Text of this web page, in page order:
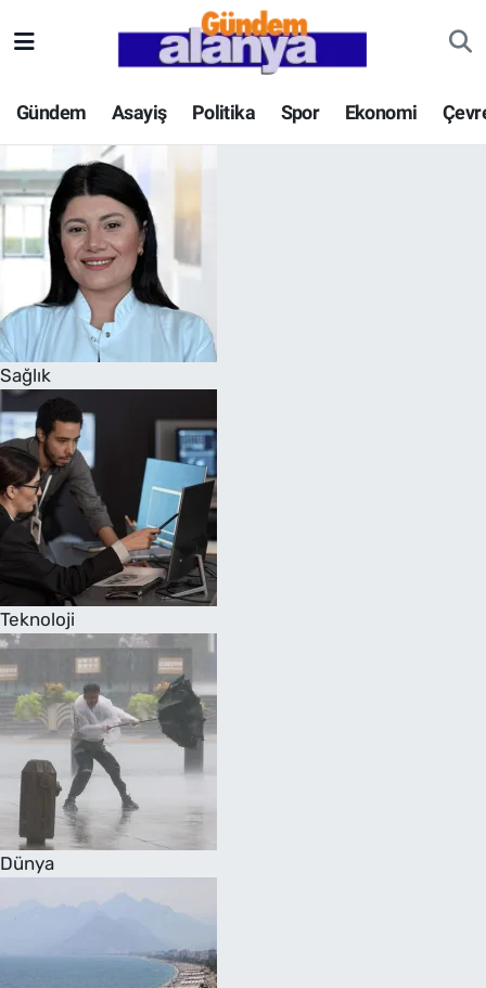
Gündem Asayiş Politika Spor Ekonomi
Sağlık
Teknoloji
Dünya